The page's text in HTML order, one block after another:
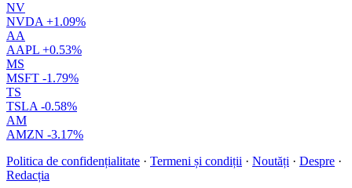
NV
NVDA +1.09%
AA
AAPL +0.53%
MS
MSFT -1.79%
TS
TSLA -0.58%
AM
AMZN -3.17%
Politica de confidențialitate · Termeni și condiții · Noutăți · Despre ·
Redacția